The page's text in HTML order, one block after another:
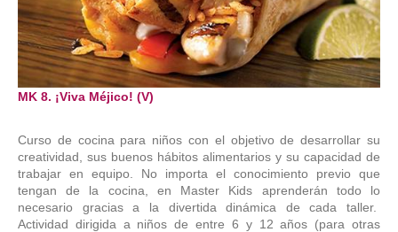
MK 8. ¡Viva Méjico! (V)
Curso de cocina para niños con el objetivo de desarrollar su
creatividad, sus buenos hábitos alimentarios y su capacidad de
trabajar en equipo. No importa el conocimiento previo que
tengan de la cocina, en Master Kids aprenderán todo lo
necesario gracias a la divertida dinámica de cada taller.
Actividad dirigida a niños de entre 6 y 12 años (para otras